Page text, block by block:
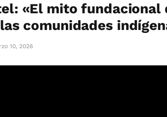
«El mito fundacional
comunidades
10, 2026